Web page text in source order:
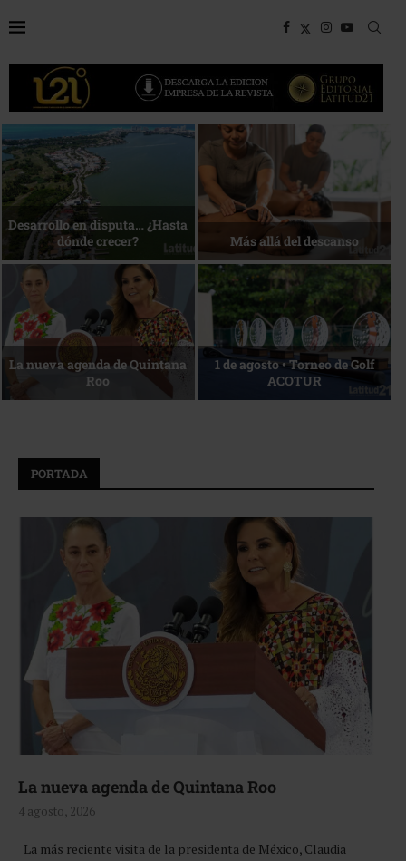
Bottega, un viaje servido a la
mesa
Energía que Impulsa la
competitividad
Reconocimiento de viajeros La esencia del servicio
PORTADA
La nueva agenda de Quintana Roo
4 agosto, 2026
La más reciente visita de la presidenta de México, Claudia